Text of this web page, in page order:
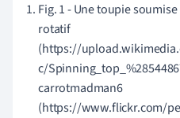
Fig. 1 - Une toupie
rotatif
(https://
c/
carrotmadman6
(https://www.flickr.com/